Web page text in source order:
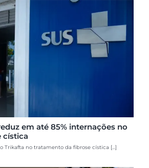
em até 85% internações no
cística
Trikafta no tratamento da fibrose cística [...]